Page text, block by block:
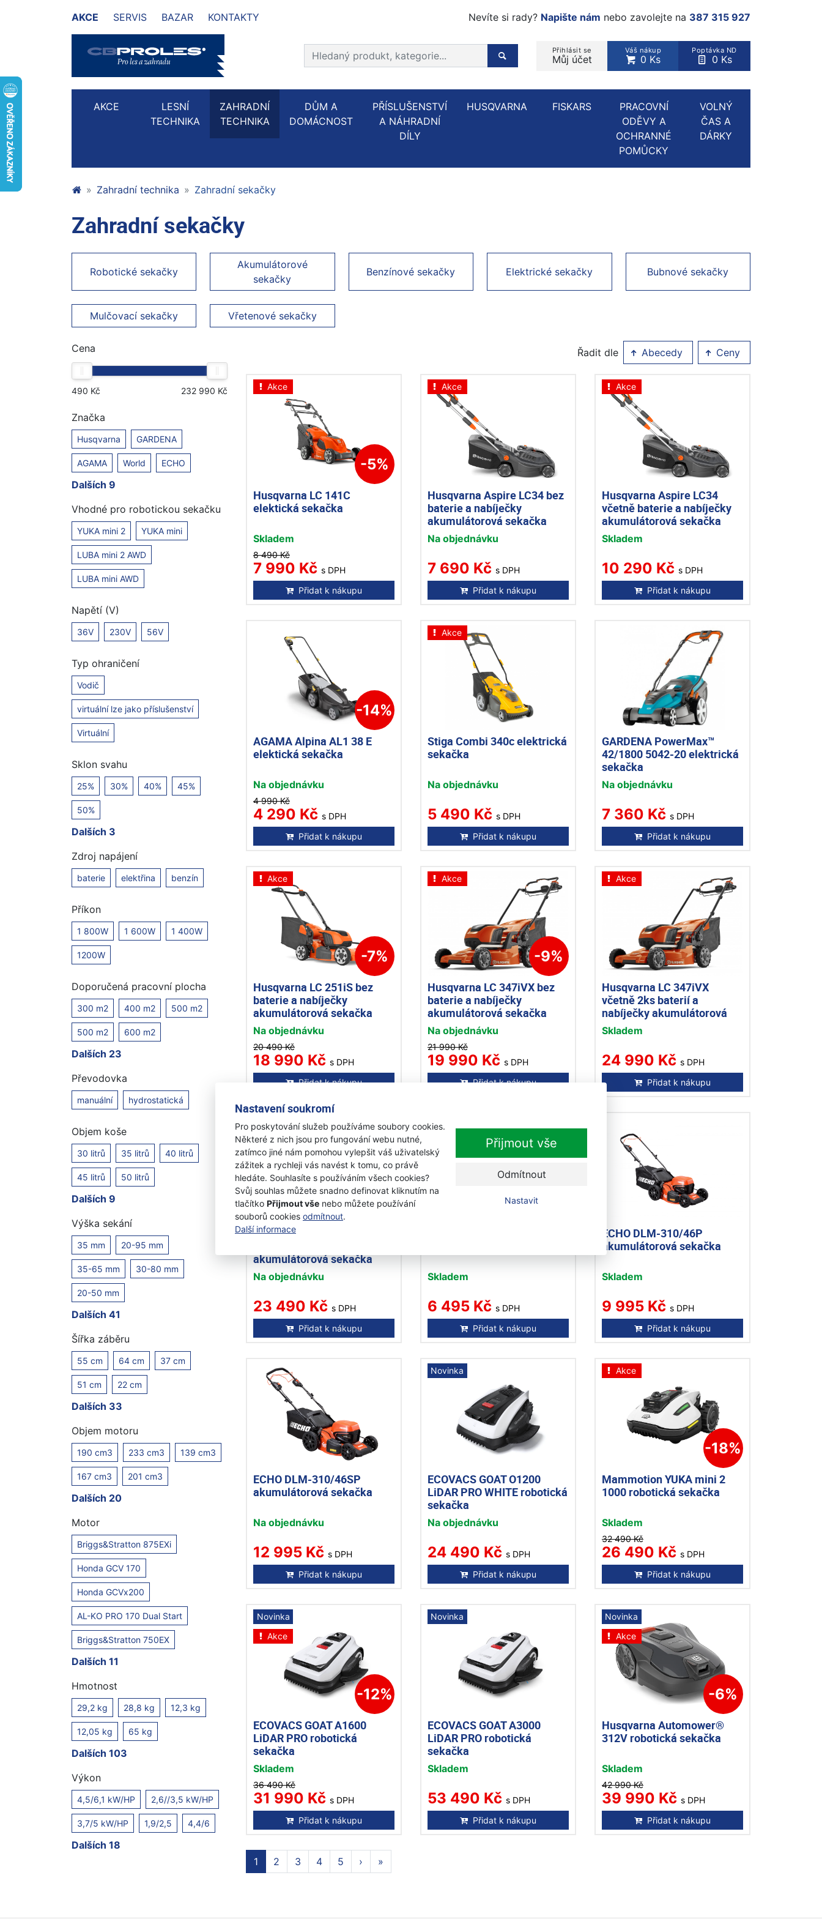
Nastavení soukromí
Pro poskytování služeb používáme soubory cookies.
Některé z nich jsou pro fungování webu nutné,
zatímco jiné nám pomohou vylepšit váš uživatelský
zážitek a rychleji vás navést k tomu, co právě
hledáte. Souhlasíte s používáním všech cookies?
Svůj souhlas můžete snadno definovat kliknutím na
tlačítko Přijmout vše nebo můžete používání
souborů cookies odmítnout.
Další informace
Přijmout vše
Odmítnout
Nastavit
AKCE SERVIS BAZAR KONTAKTY Nevíte si rady? Napište nám nebo zavolejte na 387 315 927
Přihlásit se
Můj účet
Váš nákup
0 Ks
Poptávka ND
0 Ks
Prohledat web
Hledaný produkt, kategorie...
AKCE
LESNÍ
TECHNIKA
ZAHRADNÍ
TECHNIKA
DŮM A
DOMÁCNOST
PŘÍSLUŠENSTVÍ
A NÁHRADNÍ
DÍLY
HUSQVARNA FISKARS
PRACOVNÍ
ODĚVY A
OCHRANNÉ
POMŮCKY
VOLNÝ
ČAS A
DÁRKY
Zahradní technika Zahradní sekačky
Zahradní sekačky
Robotické sekačky
Akumulátorové
sekačky
Benzínové sekačky Elektrické sekačky Bubnové sekačky
Mulčovací sekačky Vřetenové sekačky
Cena
Značka
Husqvarna GARDENA
AGAMA World ECHO
Dalších 9
Vhodné pro robotickou sekačku
YUKA mini 2 YUKA mini
LUBA mini 2 AWD
LUBA mini AWD
Napětí (V)
36V 230V 56V
Typ ohraničení
Vodič
virtuální lze jako příslušenství
Virtuální
Sklon svahu
25% 30% 40% 45%
50%
Dalších 3
Zdroj napájení
baterie elektřina benzín
Příkon
1 800W 1 600W 1 400W
1200W
Doporučená pracovní plocha
300 m2 400 m2 500 m2
500 m2 600 m2
Dalších 23
Převodovka
manuální hydrostatická
Objem koše
30 litrů 35 litrů 40 litrů
45 litrů 50 litrů
Dalších 9
Výška sekání
35 mm 20-95 mm
35-65 mm 30-80 mm
20-50 mm
Dalších 41
Šířka záběru
55 cm 64 cm 37 cm
51 cm 22 cm
Dalších 33
Objem motoru
190 cm3 233 cm3 139 cm3
167 cm3 201 cm3
Dalších 20
Motor
Briggs&Stratton 875EXi
Honda GCV 170
Honda GCVx200
AL-KO PRO 170 Dual Start
Briggs&Stratton 750EX
Dalších 11
Hmotnost
29,2 kg 28,8 kg 12,3 kg
12,05 kg 65 kg
Dalších 103
Výkon
4,5/6,1 kW/HP 2,6//3,5 kW/HP
3,7/5 kW/HP 1,9/2,5 4,4/6
Dalších 18
Řadit dle Abecedy Ceny
Akce
-5%
Husqvarna LC 141C
elektická sekačka
Skladem
8 490 Kč
7 990 Kč s DPH
Přidat k nákupu
Akce
Husqvarna Aspire LC34 bez
baterie a nabíječky
akumulátorová sekačka
Na objednávku
7 690 Kč s DPH
Přidat k nákupu
Akce
Husqvarna Aspire LC34
včetně baterie a nabíječky
akumulátorová sekačka
Skladem
10 290 Kč s DPH
Přidat k nákupu
-14%
AGAMA Alpina AL1 38 E
elektická sekačka
Na objednávku
4 990 Kč
4 290 Kč s DPH
Přidat k nákupu
Akce
Stiga Combi 340c elektrická
sekačka
Na objednávku
5 490 Kč s DPH
Přidat k nákupu
GARDENA PowerMax™
42/1800 5042-20 elektrická
sekačka
Na objednávku
7 360 Kč s DPH
Přidat k nákupu
Akce
-7%
Husqvarna LC 251iS bez
baterie a nabíječky
akumulátorová sekačka
Na objednávku
20 490 Kč
18 990 Kč s DPH
Přidat k nákupu
Akce
-9%
Husqvarna LC 347iVX bez
baterie a nabíječky
akumulátorová sekačka
Na objednávku
21 990 Kč
19 990 Kč s DPH
Přidat k nákupu
Akce
Husqvarna LC 347iVX
včetně 2ks baterií a
nabíječky akumulátorová
sekačka
Skladem
24 990 Kč s DPH
Přidat k nákupu
Husqvarna LC 353iVX bez
akumulátorová sekačka
Na objednávku
23 490 Kč s DPH
Přidat k nákupu
Skladem
6 495 Kč s DPH
Přidat k nákupu
ECHO DLM-310/46P
akumulátorová sekačka
Skladem
9 995 Kč s DPH
Přidat k nákupu
ECHO DLM-310/46SP
akumulátorová sekačka
Na objednávku
12 995 Kč s DPH
Přidat k nákupu
Novinka
ECOVACS GOAT O1200
LiDAR PRO WHITE robotická
sekačka
Na objednávku
24 490 Kč s DPH
Přidat k nákupu
Akce
-18%
Mammotion YUKA mini 2
1000 robotická sekačka
Skladem
32 490 Kč
26 490 Kč s DPH
Přidat k nákupu
Novinka
Akce
-12%
ECOVACS GOAT A1600
LiDAR PRO robotická
sekačka
Skladem
36 490 Kč
31 990 Kč s DPH
Přidat k nákupu
Novinka
ECOVACS GOAT A3000
LiDAR PRO robotická
sekačka
Skladem
53 490 Kč s DPH
Přidat k nákupu
Novinka
Akce
-6%
Husqvarna Automower®
312V robotická sekačka
Skladem
42 990 Kč
39 990 Kč s DPH
Přidat k nákupu
1 2 3 4 5 › »